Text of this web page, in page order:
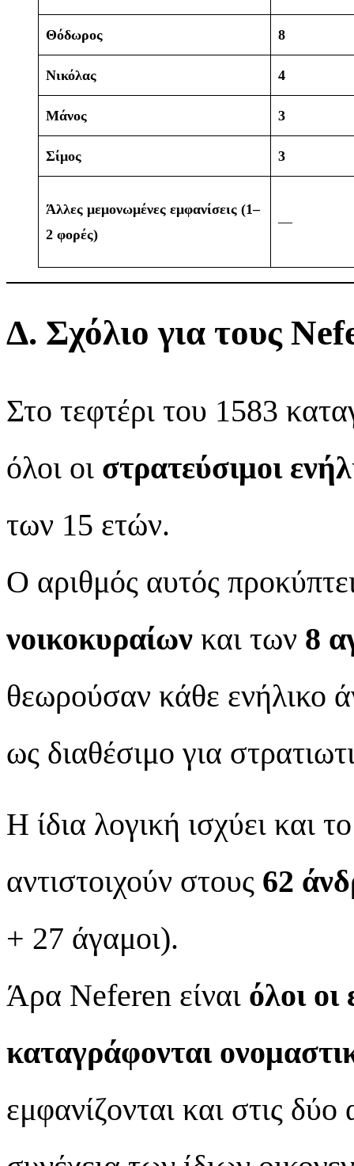
Θόδωρος 8
Νικόλας 4
Μάνος 3
Σίμος 3
Άλλες μεμονωμένες εμφανίσεις (1–
2 φορές)
—
Δ. Σχόλιο για τους
Στο τεφτέρι του 1583
όλοι οι στρατεύσιμοι
των 15 ετών.
Ο αριθμός αυτός
νοικοκυραίων και των 8
θεωρούσαν κάθε ενήλικο
ως διαθέσιμο για
Η ίδια λογική ισχύει και
αντιστοιχούν στους 62
+ 27 άγαμοι).
Άρα Neferen είναι όλοι οι
καταγράφονται
εμφανίζονται και στις